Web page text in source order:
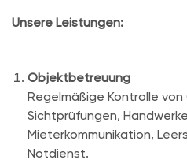
Unsere Leistungen:
Objektbetreuung
Regelmäßige Kontrolle
Sichtprüfungen,
Mieterkommunikation,
Notdienst.